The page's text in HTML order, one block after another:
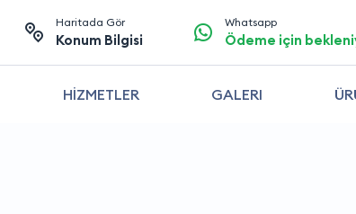
Haritada Gör
Konum Bilgisi
Whatsapp
Ödeme için
HİZMETLER GALERI